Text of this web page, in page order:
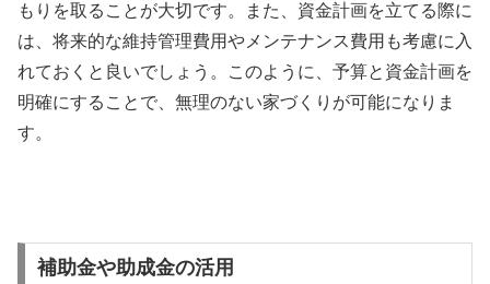
もりを取ることが大切です。また、資金計画を立てる際に
は、将来的な維持管理費用やメンテナンス費用も考慮に入
れておくと良いでしょう。このように、予算と資金計画を
明確にすることで、無理のない家づくりが可能になりま
す。
補助金や助成金の活用